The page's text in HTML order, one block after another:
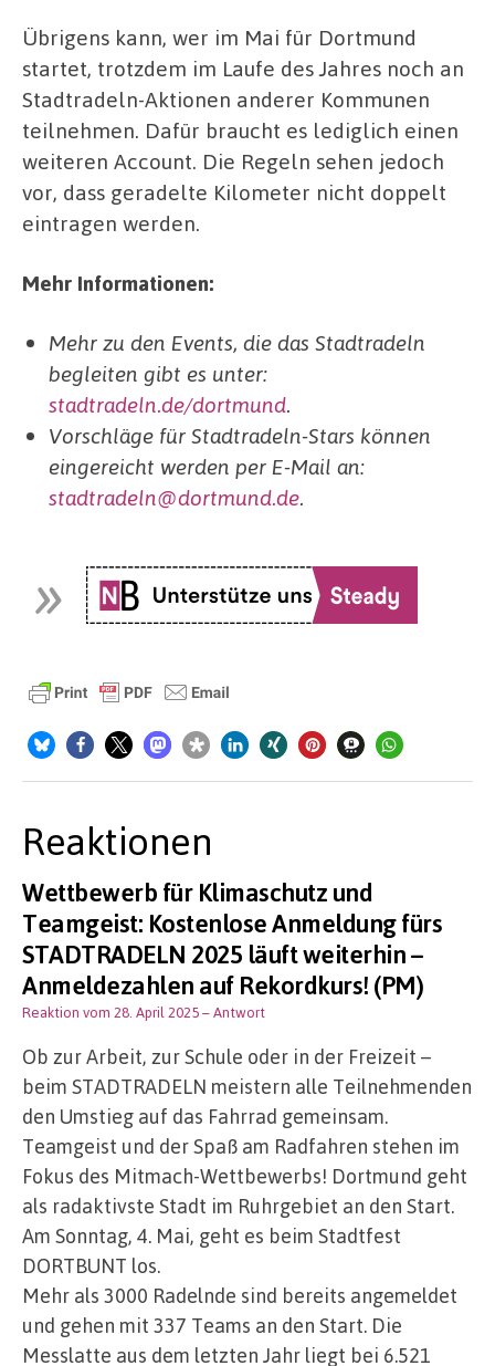
Übrigens kann, wer im Mai für Dortmund
startet, trotzdem im Laufe des Jahres noch an
Stadtradeln-Aktionen anderer Kommunen
teilnehmen. Dafür braucht es lediglich einen
weiteren Account. Die Regeln sehen jedoch
vor, dass geradelte Kilometer nicht doppelt
eintragen werden.
Mehr Informationen:
Mehr zu den Events, die das Stadtradeln
begleiten gibt es unter:
stadtradeln.de/dortmund.
Vorschläge für Stadtradeln-Stars können
eingereicht werden per E-Mail an:
stadtradeln@dortmund.de.
Reaktionen
Wettbewerb für Klimaschutz und
Teamgeist: Kostenlose Anmeldung fürs
STADTRADELN 2025 läuft weiterhin –
Anmeldezahlen auf Rekordkurs! (PM)
Reaktion vom 28. April 2025– Antwort
Ob zur Arbeit, zur Schule oder in der Freizeit –
beim STADTRADELN meistern alle Teilnehmenden
den Umstieg auf das Fahrrad gemeinsam.
Teamgeist und der Spaß am Radfahren stehen im
Fokus des Mitmach-Wettbewerbs! Dortmund geht
als radaktivste Stadt im Ruhrgebiet an den Start.
Am Sonntag, 4. Mai, geht es beim Stadtfest
DORTBUNT los.
Mehr als 3000 Radelnde sind bereits angemeldet
und gehen mit 337 Teams an den Start. Die
Messlatte aus dem letzten Jahr liegt bei 6.521